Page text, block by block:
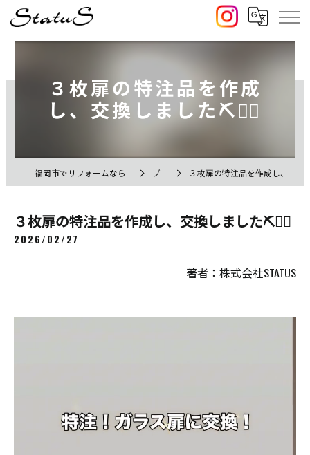
３枚扉の特注品を作成
し、交換しました⛏️👷‍♀️
ブログ ３枚扉の特注品を作成し、交換しました⛏️👷‍♀️
３枚扉の特注品を作成し、交換しました⛏️👷‍♀️
2026/02/27
著者：株式会社STATUS